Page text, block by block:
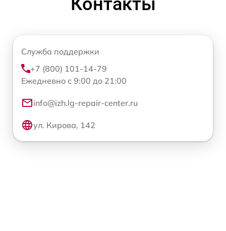
Служба поддержки
+7 (800) 101-14-79
Ежедневно с 9:00 до 21:00
info@izh.lg-repair-center.ru
ул. Кирова, 142